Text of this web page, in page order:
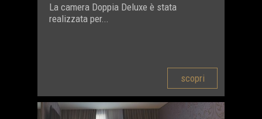
La camera Doppia Deluxe è stata
realizzata per...
scopri